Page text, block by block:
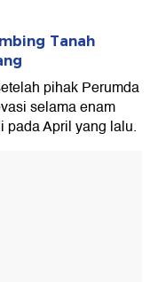
Tanah
pihak Perumda
selama enam
pada April yang lalu.